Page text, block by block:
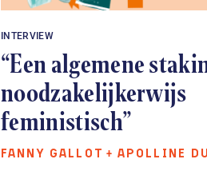
INTERVIEW
“Een algemene
noodzakelijkerwijs
feministisch”
FANNY GALLOT + APOLLINE